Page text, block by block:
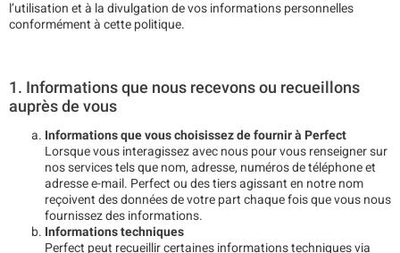
l’utilisation et à la divulgation de vos informations personnelles
conformément à cette politique.
1. Informations que nous recevons ou recueillons
auprès de vous
Informations que vous choisissez de fournir à Perfect
Lorsque vous interagissez avec nous pour vous renseigner sur
nos services tels que nom, adresse, numéros de téléphone et
adresse e-mail. Perfect ou des tiers agissant en notre nom
reçoivent des données de votre part chaque fois que vous nous
fournissez des informations.
Informations techniques
Perfect peut recueillir certaines informations techniques via